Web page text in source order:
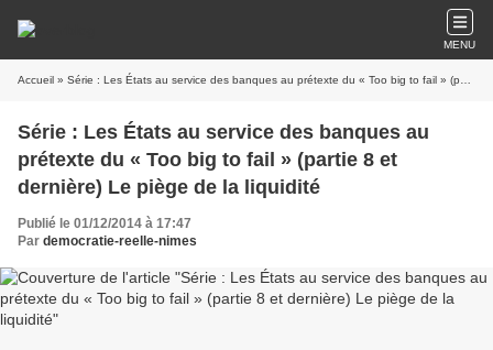
MENU
Accueil » Série : Les États au service des banques au prétexte du « Too big to fail » (partie 8 et dernière) Le piège de la liquidité
Série : Les États au service des banques au
prétexte du « Too big to fail » (partie 8 et
dernière) Le piège de la liquidité
Publié le 01/12/2014 à 17:47
Par democratie-reelle-nimes